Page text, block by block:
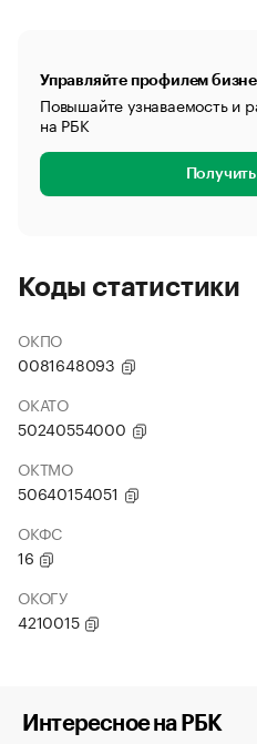
Управляйте профилем
Повышайте узнаваемость и
на РБК
Коды статистики
ОКПО
0081648093
ОКАТО
50240554000
ОКТМО
50640154051
ОКФС
16
ОКОГУ
4210015
Интересное на РБК